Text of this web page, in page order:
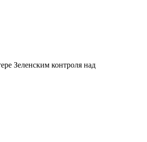
Зеленским контроля над